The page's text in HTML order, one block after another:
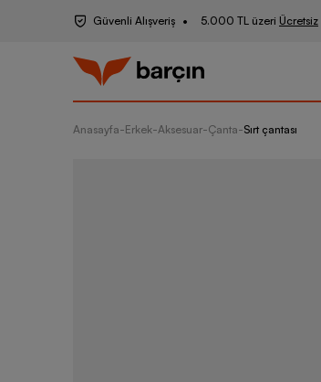
Güvenli Alışveriş 5.000 TL üzeri Ücretsiz
Anasayfa-Erkek-Aksesuar-Çanta-Sırt çantası